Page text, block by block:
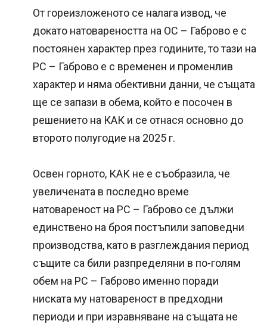
От гореизложеното се налага извод, че
докато натовареността на ОС – Габрово е с
постоянен характер през годините, то тази на
РС – Габрово е с временен и променлив
характер и няма обективни данни, че същата
ще се запази в обема, който е посочен в
решението на КАК и се отнася основно до
второто полугодие на 2025 г.
Освен горното, КАК не е съобразила, че
увеличената в последно време
натовареност на РС – Габрово се дължи
единствено на броя постъпили заповедни
производства, като в разглеждания период
същите са били разпределяни в по-голям
обем на РС – Габрово именно поради
ниската му натовареност в предходни
периоди и при изравняване на същата не